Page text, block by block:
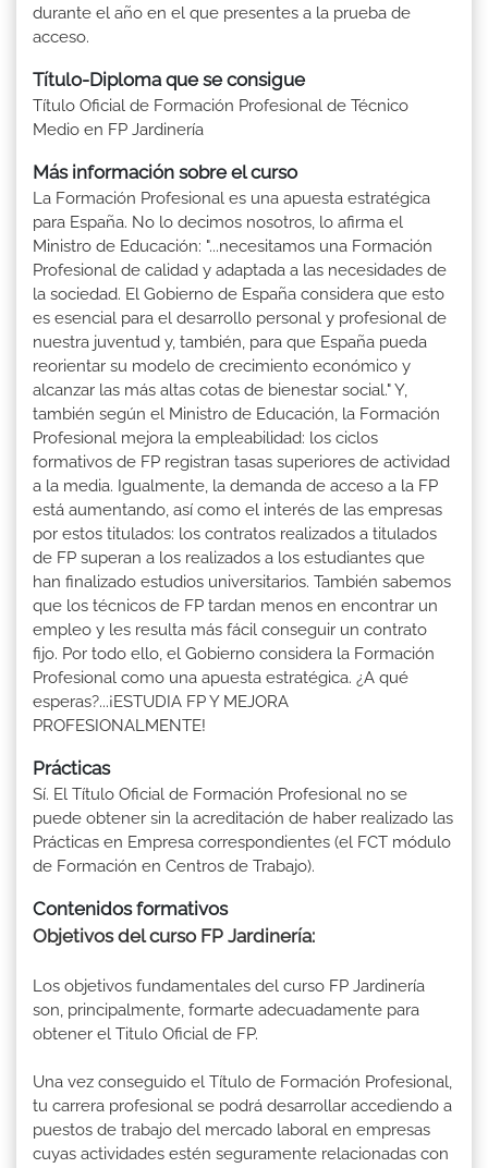
durante el año en el que presentes a la prueba de
acceso.
Título-Diploma que se consigue
Título Oficial de Formación Profesional de Técnico
Medio en FP Jardinería
Más información sobre el curso
La Formación Profesional es una apuesta estratégica
para España. No lo decimos nosotros, lo afirma el
Ministro de Educación: "...necesitamos una Formación
Profesional de calidad y adaptada a las necesidades de
la sociedad. El Gobierno de España considera que esto
es esencial para el desarrollo personal y profesional de
nuestra juventud y, también, para que España pueda
reorientar su modelo de crecimiento económico y
alcanzar las más altas cotas de bienestar social." Y,
también según el Ministro de Educación, la Formación
Profesional mejora la empleabilidad: los ciclos
formativos de FP registran tasas superiores de actividad
a la media. Igualmente, la demanda de acceso a la FP
está aumentando, así como el interés de las empresas
por estos titulados: los contratos realizados a titulados
de FP superan a los realizados a los estudiantes que
han finalizado estudios universitarios. También sabemos
que los técnicos de FP tardan menos en encontrar un
empleo y les resulta más fácil conseguir un contrato
fijo. Por todo ello, el Gobierno considera la Formación
Profesional como una apuesta estratégica. ¿A qué
esperas?...¡ESTUDIA FP Y MEJORA
PROFESIONALMENTE!
Prácticas
Sí. El Título Oficial de Formación Profesional no se
puede obtener sin la acreditación de haber realizado las
Prácticas en Empresa correspondientes (el FCT módulo
de Formación en Centros de Trabajo).
Contenidos formativos
Objetivos del curso FP Jardinería:
Los objetivos fundamentales del curso FP Jardinería
son, principalmente, formarte adecuadamente para
obtener el Titulo Oficial de FP.
Una vez conseguido el Título de Formación Profesional,
tu carrera profesional se podrá desarrollar accediendo a
puestos de trabajo del mercado laboral en empresas
cuyas actividades estén seguramente relacionadas con